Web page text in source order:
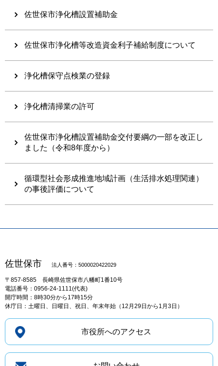
佐世保市浄化槽設置補助金
佐世保市浄化槽等改造資金利子補給制度について
浄化槽保守点検業の登録
浄化槽清掃業の許可
佐世保市浄化槽設置補助金交付要綱の一部を改正し
ました（令和8年度から）
循環型社会形成推進地域計画（生活排水処理関連）
の事後評価について
佐世保市 法人番号：5000020422029
〒857-8585 長崎県佐世保市八幡町1番10号
電話番号：0956-24-1111(代表)
開庁時間：8時30分から17時15分
休庁日：土曜日、日曜日、祝日、年末年始（12月29日から1月3日）
市役所へのアクセス